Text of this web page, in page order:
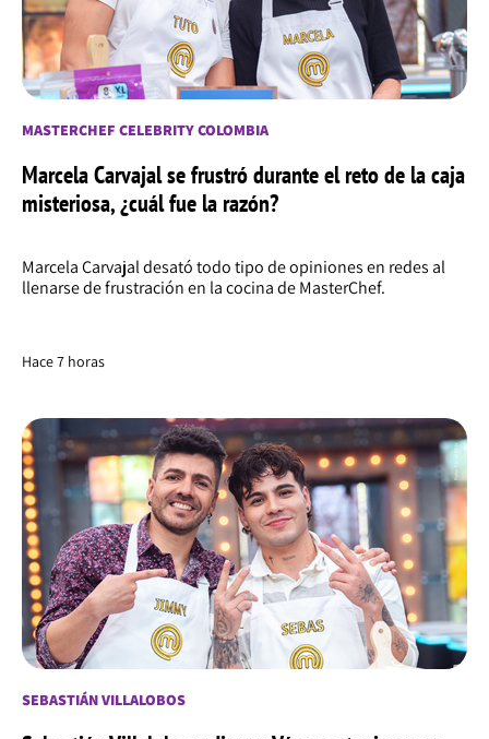
MASTERCHEF CELEBRITY COLOMBIA
Marcela Carvajal se frustró durante el reto de la caja
misteriosa, ¿cuál fue la razón?
Marcela Carvajal desató todo tipo de opiniones en redes al
llenarse de frustración en la cocina de MasterChef.
Hace 7 horas
SEBASTIÁN VILLALOBOS